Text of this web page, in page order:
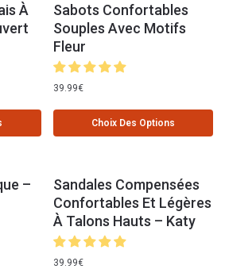
À
Sabots Confortables
Souples Avec Motifs
Fleur
39.99€
Choix Des Options
–
Sandales Compensées
Confortables Et Légères
À Talons Hauts – Katy
39.99€